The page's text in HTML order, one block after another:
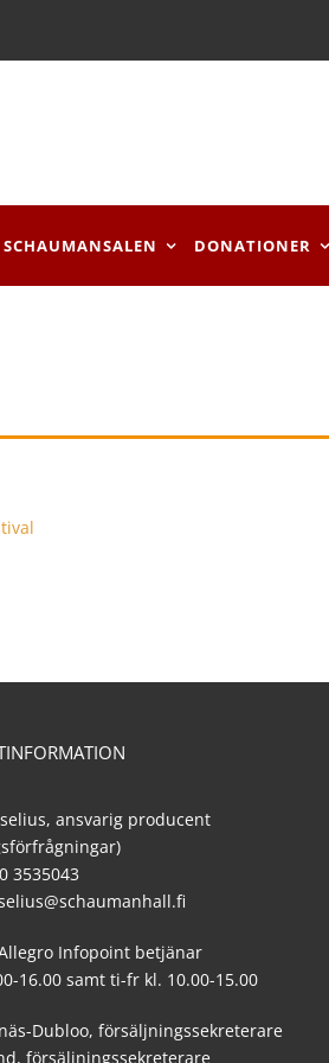
SCHAUMANSALEN DONATIONER
ansvarig producent
3535043
Infopoint betjänar
16.00 samt ti-fr kl. 10.00-15.00
Dubloo, försäljningssekreterare
försäljningssekreterare